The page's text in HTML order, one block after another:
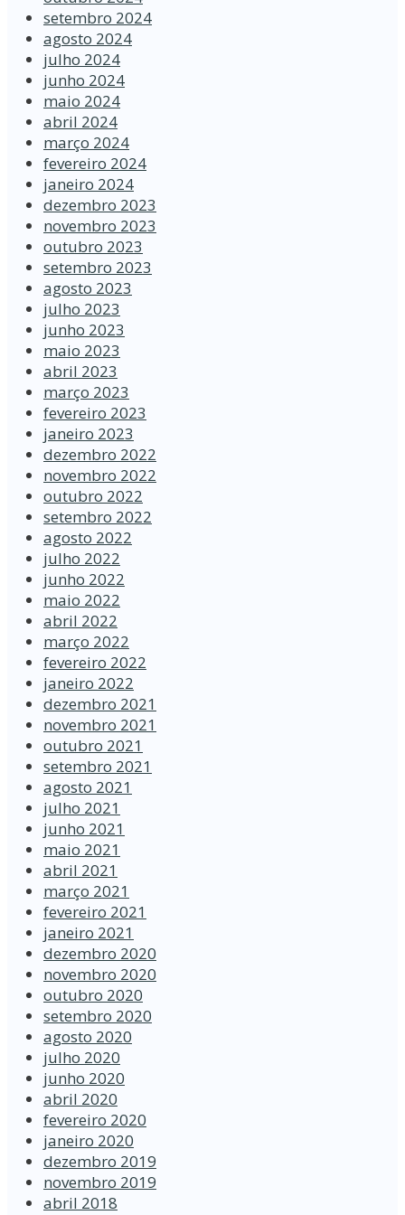
setembro 2024
agosto 2024
julho 2024
junho 2024
maio 2024
abril 2024
março 2024
fevereiro 2024
janeiro 2024
dezembro 2023
novembro 2023
outubro 2023
setembro 2023
agosto 2023
julho 2023
junho 2023
maio 2023
abril 2023
março 2023
fevereiro 2023
janeiro 2023
dezembro 2022
novembro 2022
outubro 2022
setembro 2022
agosto 2022
julho 2022
junho 2022
maio 2022
abril 2022
março 2022
fevereiro 2022
janeiro 2022
dezembro 2021
novembro 2021
outubro 2021
setembro 2021
agosto 2021
julho 2021
junho 2021
maio 2021
abril 2021
março 2021
fevereiro 2021
janeiro 2021
dezembro 2020
novembro 2020
outubro 2020
setembro 2020
agosto 2020
julho 2020
junho 2020
abril 2020
fevereiro 2020
janeiro 2020
dezembro 2019
novembro 2019
abril 2018